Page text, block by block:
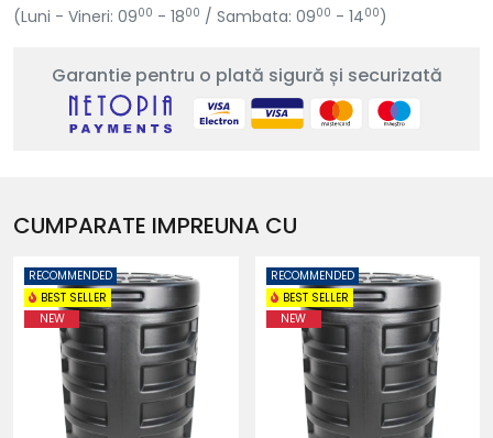
(Luni - Vineri: 0900 - 1800 / Sambata: 0900 - 1400)
Garantie pentru o plată sigură și securizată
CUMPARATE IMPREUNA CU
RECOMMENDED
BEST SELLER
NEW
RECOMMENDED
BEST SELLER
NEW